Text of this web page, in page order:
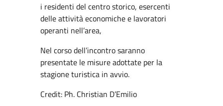
i residenti del centro storico, esercenti
delle attività economiche e lavoratori
operanti nell’area,
Nel corso dell’incontro saranno
presentate le misure adottate per la
stagione turistica in avvio.
Credit: Ph. Christian D’Emilio